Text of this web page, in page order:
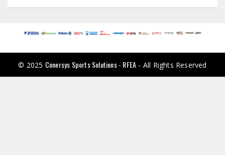
© 2025 Conersys Sports Solutions - RFEA - All Rights Reserved